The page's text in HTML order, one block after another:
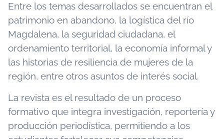
Entre los temas desarrollados se encuentran el
patrimonio en abandono, la logística del río
Magdalena, la seguridad ciudadana, el
ordenamiento territorial, la economía informal y
las historias de resiliencia de mujeres de la
región, entre otros asuntos de interés social.
La revista es el resultado de un proceso
formativo que integra investigación, reportería y
producción periodística, permitiendo a los